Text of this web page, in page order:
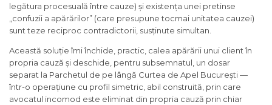
legătura procesuală între cauze) și existența unei pretinse
„confuzii a apărărilor” (care presupune tocmai unitatea cauzei)
sunt teze reciproc contradictorii, susținute simultan.
Această soluție îmi închide, practic, calea apărării unui client în
propria cauză și deschide, pentru subsemnatul, un dosar
separat la Parchetul de pe lângă Curtea de Apel București —
într-o operațiune cu profil simetric, abil construită, prin care
avocatul incomod este eliminat din propria cauză prin chiar